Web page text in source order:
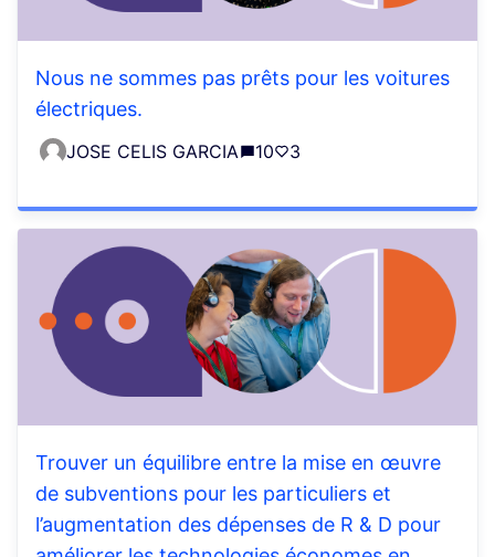
Nous ne sommes pas prêts pour les voitures
électriques.
JOSE CELIS GARCIA 10 3
Trouver un équilibre entre la mise en œuvre
de subventions pour les particuliers et
l’augmentation des dépenses de R & D pour